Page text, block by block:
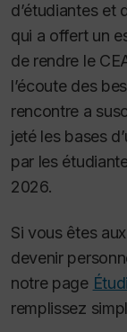
d’étudiantes et
qui a offert un
de rendre le
l’écoute des
rencontre a
jeté les bases
par les
2026.
Si vous êtes
devenir
notre page
remplissez